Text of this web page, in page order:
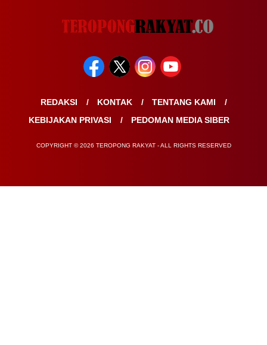
REDAKSI KONTAK
TENTANG KAMI
KEBIJAKAN PRIVASI
PEDOMAN MEDIA SIBER
COPYRIGHT © 2026 TEROPONG RAKYAT - ALL RIGHTS RESERVED